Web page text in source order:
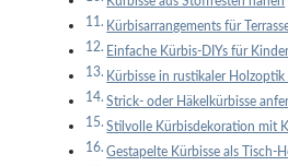
Kürbisarrangements für
Einfache Kürbis-DIYs für
Kürbisse in rustikaler Holzoptik
Strick- oder Häkelkürbisse
Stilvolle Kürbisdekoration mit
Gestapelte Kürbisse als Tisch-